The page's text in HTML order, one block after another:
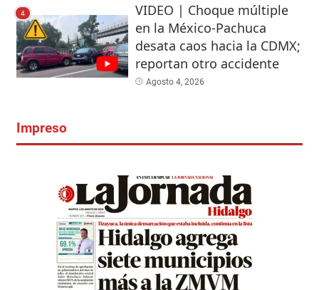
4
VIDEO | Choque múltiple
en la México-Pachuca
desata caos hacia la CDMX;
reportan otro accidente
Agosto 4, 2026
Impreso